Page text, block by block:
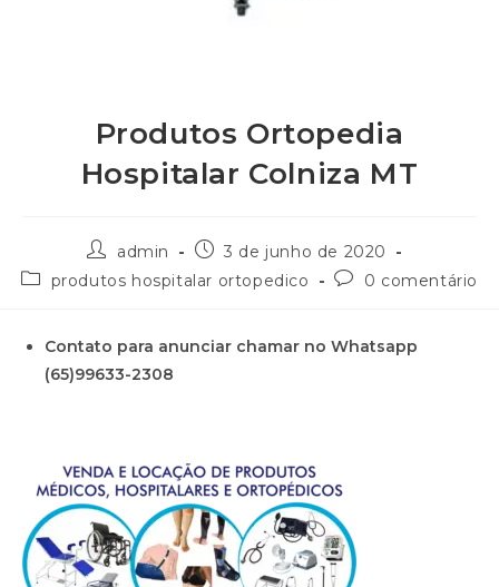
Produtos Ortopedia
Hospitalar Colniza MT
admin
3 de junho de 2020
produtos hospitalar ortopedico
0 comentário
Contato para anunciar chamar no Whatsapp
(65)99633-2308